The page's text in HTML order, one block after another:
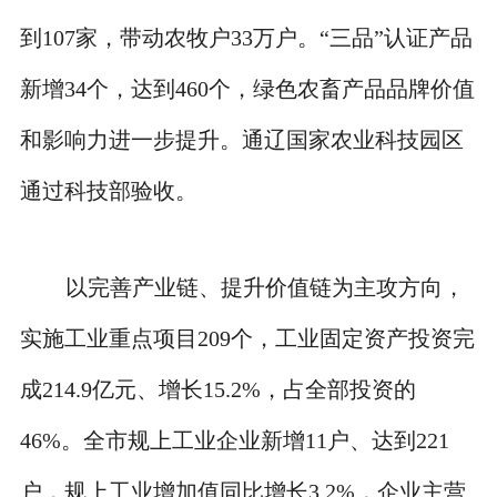
到107家，带动农牧户33万户。“三品”认证产品
新增34个，达到460个，绿色农畜产品品牌价值
和影响力进一步提升。通辽国家农业科技园区
通过科技部验收。
以完善产业链、提升价值链为主攻方向，
实施工业重点项目209个，工业固定资产投资完
成214.9亿元、增长15.2%，占全部投资的
46%。全市规上工业企业新增11户、达到221
户，规上工业增加值同比增长3.2%，企业主营